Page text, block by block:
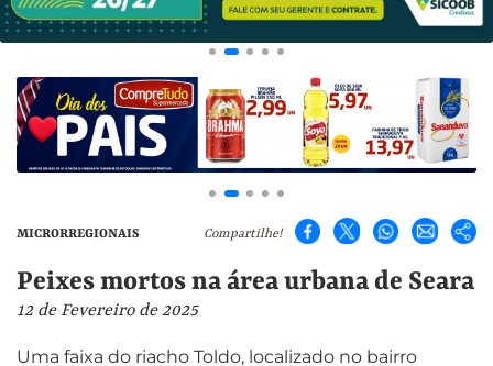
MICRORREGIONAIS Compartilhe!
Peixes mortos na área urbana de Seara
12 de Fevereiro de 2025
Uma faixa do riacho Toldo, localizado no bairro